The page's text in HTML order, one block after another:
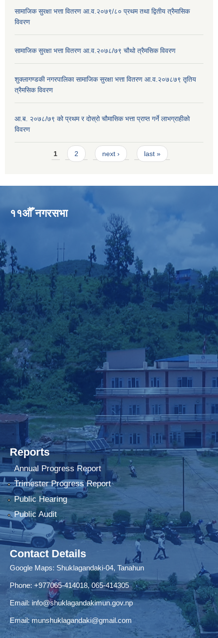
सामाजिक सुरक्षा भत्ता वितरण आ.व.२०७९/८० प्रथम तथा द्वितीय त्रैमासिक
विवरण
सामाजिक सुरक्षा भत्ता वितरण आ.व.२०७८/७९ चौथो त्रैमसिक विवरण
शुक्लागण्डकी नगरपालिका सामाजिक सुरक्षा भत्ता वितरण आ.व.२०७८७९ तृतिय
त्रैमसिक विवरण
आ.ब. २०७८/७९ को प्रथम र दोस्रो चौमासिक भत्ता प्राप्त गर्ने लाभग्राहीको
विवरण
Pages1 2 next › last »
११औँ नगरसभा
Reports
Annual Progress Report
Trimester Progress Report
Public Hearing
Public Audit
Contact Details
Google Maps: Shuklagandaki-04, Tanahun
Phone: +977065-414018,065-414305
Email: info@shuklagandakimun.gov.np
Email:munshuklagandaki@gmail.com